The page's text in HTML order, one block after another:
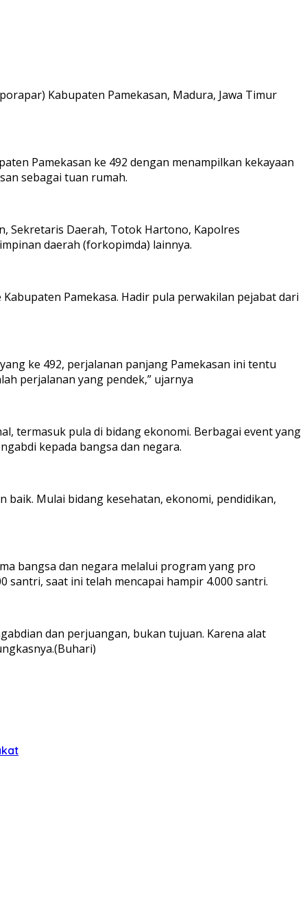
Kabupaten Pamekasan, Madura, Jawa Timur
Pamekasan ke 492 dengan menampilkan kekayaan
sebagai tuan rumah.
Sekretaris Daerah, Totok Hartono, Kapolres
daerah (forkopimda) lainnya.
Pamekasa. Hadir pula perwakilan pejabat dari
ke 492, perjalanan panjang Pamekasan ini tentu
perjalanan yang pendek,” ujarnya
termasuk pula di bidang ekonomi. Berbagai event yang
kepada bangsa dan negara.
Mulai bidang kesehatan, ekonomi, pendidikan,
bangsa dan negara melalui program yang pro
saat ini telah mencapai hampir 4.000 santri.
dan perjuangan, bukan tujuan. Karena alat